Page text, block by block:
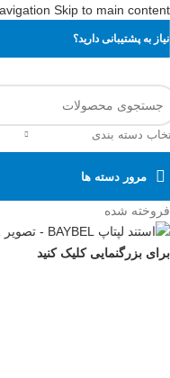
Skip to main content
نیاز به پشتیبانی دارید؟
دسته بندی
مرور دسته ها
فروخته شده
برای بزرگنمایی کلیک کنید